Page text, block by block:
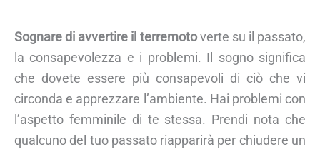
Sognare di avvertire il terremotoverte su il passato,
la consapevolezza e i problemi. Il sogno significa
che dovete essere più consapevoli di ciò che vi
circonda e apprezzare l’ambiente. Hai problemi con
l’aspetto femminile di te stessa. Prendi nota che
qualcuno del tuo passato riapparirà per chiudere un